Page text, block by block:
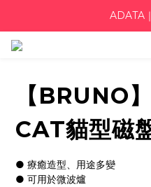
ADATA
【BRUNO
CAT貓型磁
● 療癒造型、用途多變
● 可用於微波爐